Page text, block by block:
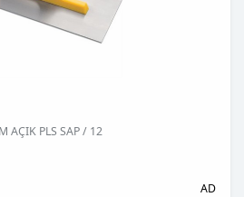
AÇIK PLS SAP / 12
AD